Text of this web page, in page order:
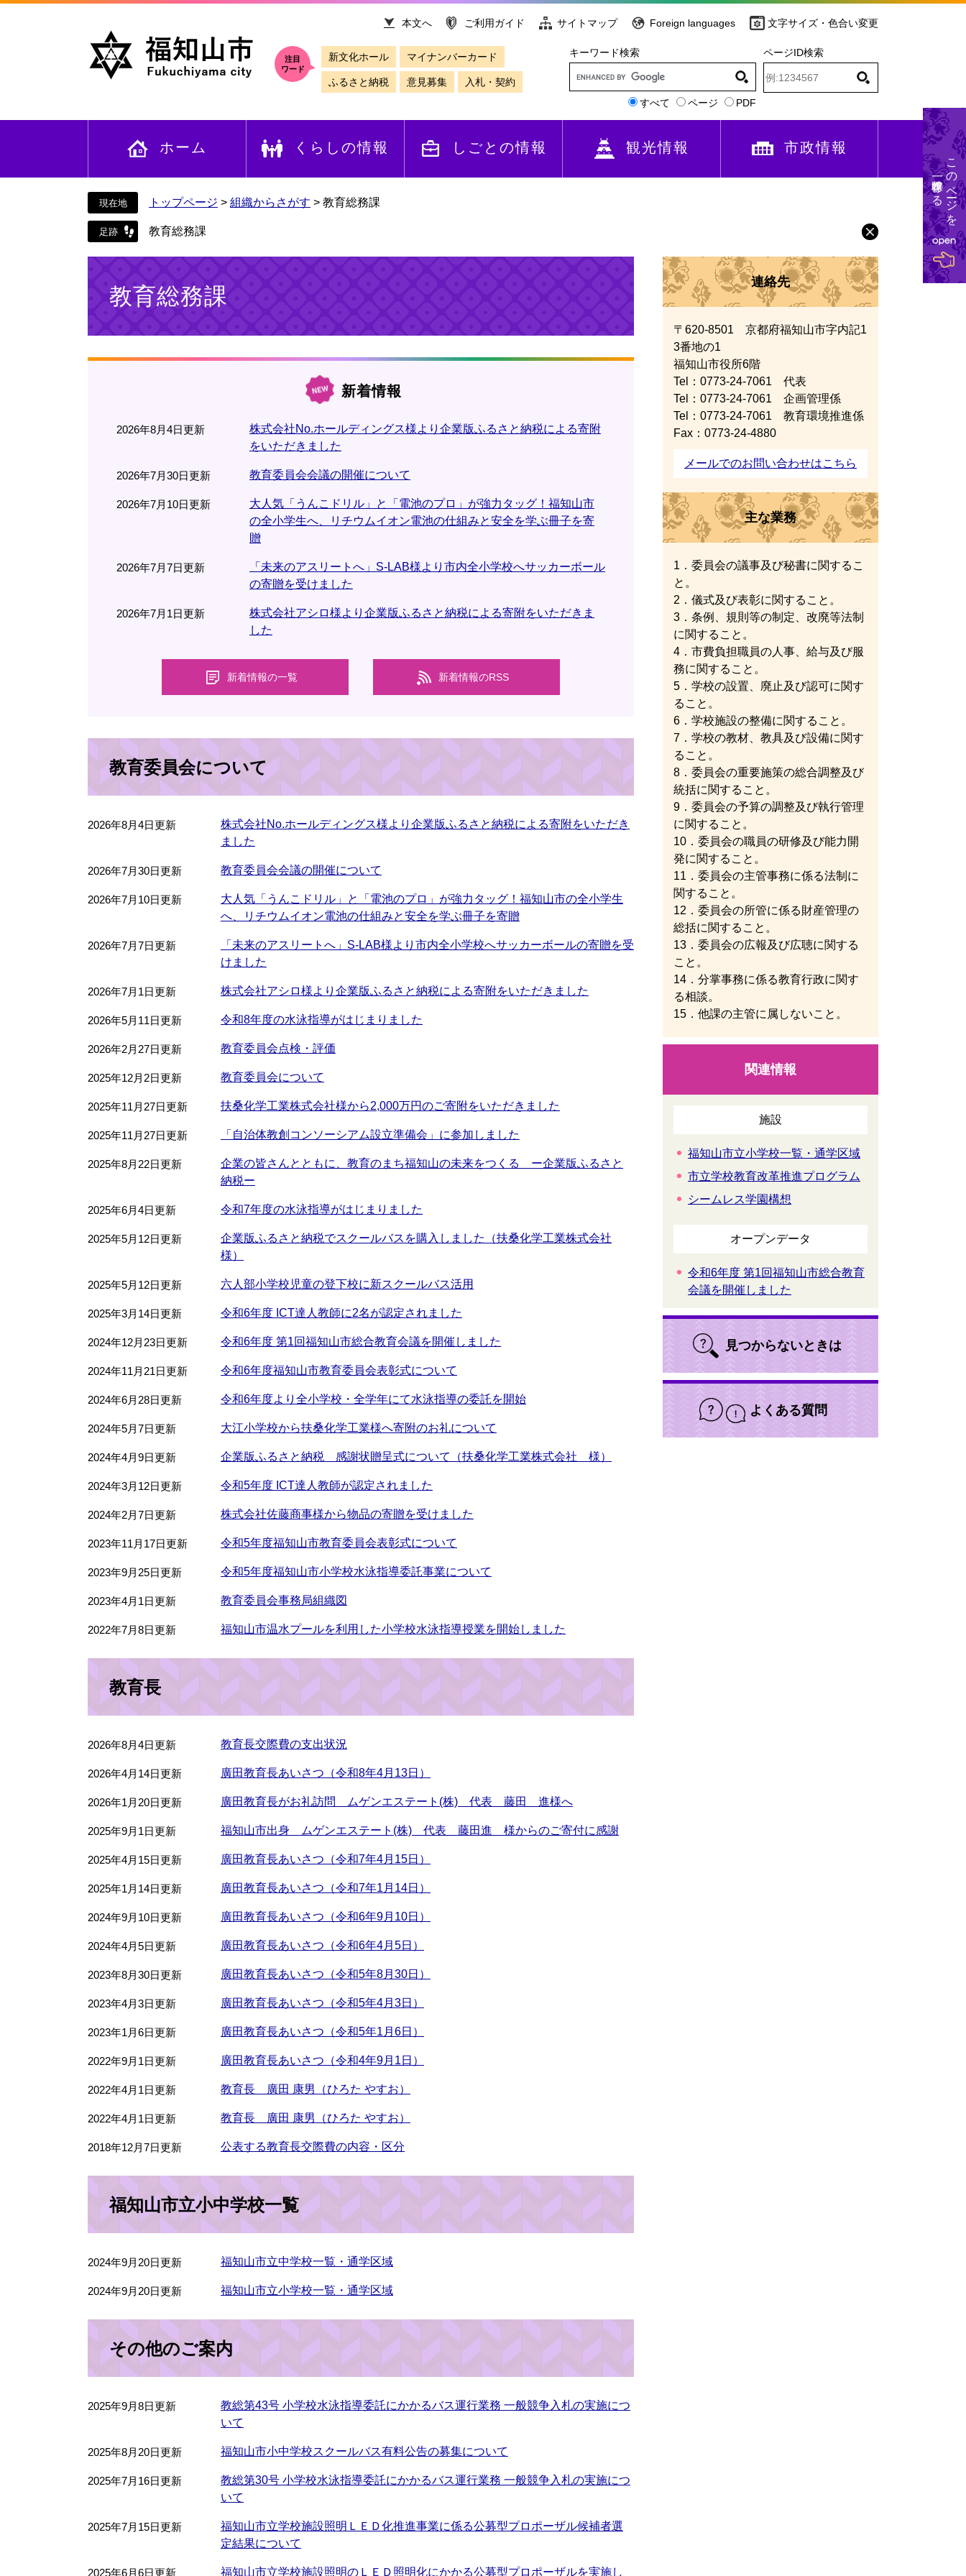
文
本文へ ご利用ガイド サイトマップ Foreign languages 文字サイズ・色合い変更
注目
ワード
新文化ホール マイナンバーカード
ふるさと納税 意見募集 入札・契約
キーワード検索
すべて ページ PDF
ページID検索
ホーム くらしの情報 しごとの情報 観光情報 市政情報
トップページ > 組織からさがす > 教育総務課
教育総務課
教育総務課
新着情報
2026年8月4日更新
株式会社No.ホールディングス様より企業版ふるさと納税による寄附
をいただきました
2026年7月30日更新 教育委員会会議の開催について
2026年7月10日更新
大人気「うんこドリル」と「電池のプロ」が強力タッグ！福知山市
の全小学生へ、リチウムイオン電池の仕組みと安全を学ぶ冊子を寄
贈
2026年7月7日更新
「未来のアスリートへ」S-LAB様より市内全小学校へサッカーボール
の寄贈を受けました
2026年7月1日更新
株式会社アシロ様より企業版ふるさと納税による寄附をいただきま
した
新着情報の一覧 新着情報のRSS
教育委員会について
2026年8月4日更新
株式会社No.ホールディングス様より企業版ふるさと納税による寄附をいただき
ました
2026年7月30日更新 教育委員会会議の開催について
2026年7月10日更新
大人気「うんこドリル」と「電池のプロ」が強力タッグ！福知山市の全小学生
へ、リチウムイオン電池の仕組みと安全を学ぶ冊子を寄贈
2026年7月7日更新
「未来のアスリートへ」S-LAB様より市内全小学校へサッカーボールの寄贈を受
けました
2026年7月1日更新 株式会社アシロ様より企業版ふるさと納税による寄附をいただきました
2026年5月11日更新 令和8年度の水泳指導がはじまりました
2026年2月27日更新 教育委員会点検・評価
2025年12月2日更新 教育委員会について
2025年11月27日更新 扶桑化学工業株式会社様から2,000万円のご寄附をいただきました
2025年11月27日更新 「自治体教創コンソーシアム設立準備会」に参加しました
2025年8月22日更新
企業の皆さんとともに、教育のまち福知山の未来をつくる ー企業版ふるさと
納税ー
2025年6月4日更新 令和7年度の水泳指導がはじまりました
2025年5月12日更新
企業版ふるさと納税でスクールバスを購入しました（扶桑化学工業株式会社
様）
2025年5月12日更新 六人部小学校児童の登下校に新スクールバス活用
2025年3月14日更新 令和6年度 ICT達人教師に2名が認定されました
2024年12月23日更新 令和6年度 第1回福知山市総合教育会議を開催しました
2024年11月21日更新 令和6年度福知山市教育委員会表彰式について
2024年6月28日更新 令和6年度より全小学校・全学年にて水泳指導の委託を開始
2024年5月7日更新 大江小学校から扶桑化学工業様へ寄附のお礼について
2024年4月9日更新 企業版ふるさと納税 感謝状贈呈式について（扶桑化学工業株式会社 様）
2024年3月12日更新 令和5年度 ICT達人教師が認定されました
2024年2月7日更新 株式会社佐藤商事様から物品の寄贈を受けました
2023年11月17日更新 令和5年度福知山市教育委員会表彰式について
2023年9月25日更新 令和5年度福知山市小学校水泳指導委託事業について
2023年4月1日更新 教育委員会事務局組織図
2022年7月8日更新 福知山市温水プールを利用した小学校水泳指導授業を開始しました
教育長
2026年8月4日更新 教育長交際費の支出状況
2026年4月14日更新 廣田教育長あいさつ（令和8年4月13日）
2026年1月20日更新 廣田教育長がお礼訪問 ムゲンエステート(株) 代表 藤田 進様へ
2025年9月1日更新 福知山市出身 ムゲンエステート(株) 代表 藤田進 様からのご寄付に感謝
2025年4月15日更新 廣田教育長あいさつ（令和7年4月15日）
2025年1月14日更新 廣田教育長あいさつ（令和7年1月14日）
2024年9月10日更新 廣田教育長あいさつ（令和6年9月10日）
2024年4月5日更新 廣田教育長あいさつ（令和6年4月5日）
2023年8月30日更新 廣田教育長あいさつ（令和5年8月30日）
2023年4月3日更新 廣田教育長あいさつ（令和5年4月3日）
2023年1月6日更新 廣田教育長あいさつ（令和5年1月6日）
2022年9月1日更新 廣田教育長あいさつ（令和4年9月1日）
2022年4月1日更新 教育長 廣田 康男（ひろた やすお）
2022年4月1日更新 教育長 廣田 康男（ひろた やすお）
2018年12月7日更新 公表する教育長交際費の内容・区分
福知山市立小中学校一覧
2024年9月20日更新 福知山市立中学校一覧・通学区域
2024年9月20日更新 福知山市立小学校一覧・通学区域
その他のご案内
2025年9月8日更新
教総第43号 小学校水泳指導委託にかかるバス運行業務 一般競争入札の実施につ
いて
2025年8月20日更新 福知山市小中学校スクールバス有料公告の募集について
2025年7月16日更新
教総第30号 小学校水泳指導委託にかかるバス運行業務 一般競争入札の実施につ
いて
2025年7月15日更新
福知山市立学校施設照明ＬＥＤ化推進事業に係る公募型プロポーザル候補者選
定結果について
2025年6月6日更新 福知山市立学校施設照明のＬＥＤ照明化にかかる公募型プロポーザルを実施し
連絡先
〒620-8501 京都府福知山市字内記1
3番地の1
福知山市役所6階
Tel：0773-24-7061
代表
Tel：0773-24-7061
企画管理係
Tel：0773-24-7061
教育環境推進係
Fax：0773-24-4880
メールでのお問い合わせはこちら
主な業務
1．委員会の議事及び秘書に関するこ
と。
2．儀式及び表彰に関すること。
3．条例、規則等の制定、改廃等法制
に関すること。
4．市費負担職員の人事、給与及び服
務に関すること。
5．学校の設置、廃止及び認可に関す
ること。
6．学校施設の整備に関すること。
7．学校の教材、教具及び設備に関す
ること。
8．委員会の重要施策の総合調整及び
統括に関すること。
9．委員会の予算の調整及び執行管理
に関すること。
10．委員会の職員の研修及び能力開
発に関すること。
11．委員会の主管事務に係る法制に
関すること。
12．委員会の所管に係る財産管理の
総括に関すること。
13．委員会の広報及び広聴に関する
こと。
14．分掌事務に係る教育行政に関す
る相談。
15．他課の主管に属しないこと。
関連情報
施設
福知山市立小学校一覧・通学区域
市立学校教育改革推進プログラム
シームレス学園構想
オープンデータ
令和6年度 第1回福知山市総合教育
会議を開催しました
見つからないときは
よくある質問
このページを
一時保存する